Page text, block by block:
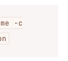
-c